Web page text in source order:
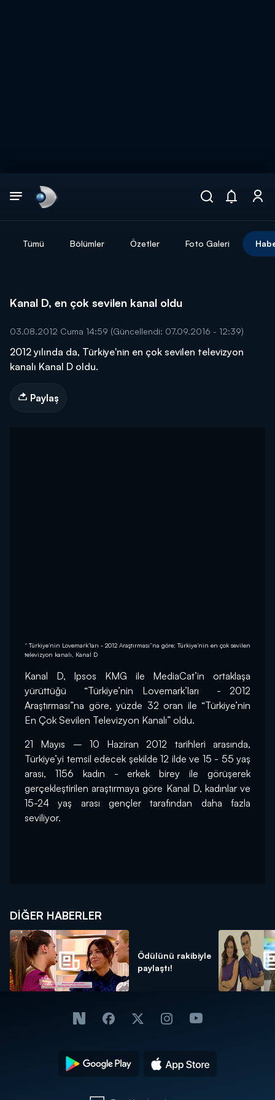
Tümü Bölümler Özetler Foto Galeri
Kanal D, en çok sevilen kanal oldu
03.08.2012 Cuma 14:59 (Güncellendi: 07.09.2016 - 12:39)
2012 yılında da, Türkiye'nin en çok sevilen televizyon
kanalı Kanal D oldu.
Paylaş
“ Türkiye’nin Lovemark’ları - 2012 Araştırması”na göre; Türkiye’nin en çok sevilen
televizyon kanalı, Kanal D
Kanal D, Ipsos KMG ile MediaCat’in ortaklaşa
yürüttüğü  “Türkiye’nin Lovemark’ları  - 2012
Araştırması”na göre, yüzde 32 oran ile “Türkiye’nin
En Çok Sevilen Televizyon Kanalı” oldu.
21 Mayıs – 10 Haziran 2012 tarihleri arasında,
Türkiye’yi temsil edecek şekilde 12 ilde ve 15 - 55 yaş
arası, 1156 kadın - erkek birey ile görüşerek
gerçekleştirilen araştırmaya göre Kanal D, kadınlar ve
15-24 yaş arası gençler tarafından daha fazla
DIĞER HABERLER
Ödülünü rakibiyle
paylaştı!